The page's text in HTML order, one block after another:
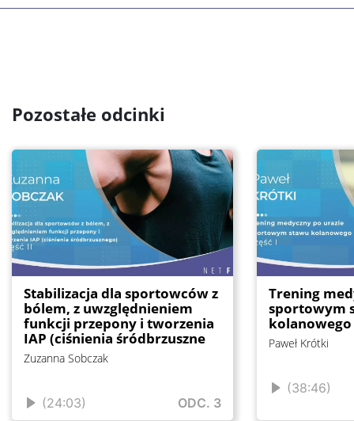
Pozostałe odcinki
Stabilizacja dla sportowców z
bólem, z uwzględnieniem
funkcji przepony i tworzenia
IAP (ciśnienia śródbrzuszne
Zuzanna Sobczak
(24:03) ODC. 3
Trening
sportowym
kolanowego
Paweł Krótki
(38:46)